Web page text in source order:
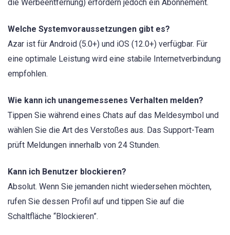
die Werbeentfernung) erfordern jedoch ein Abonnement.
Welche Systemvoraussetzungen gibt es?
Azar ist für Android (5.0+) und iOS (12.0+) verfügbar. Für
eine optimale Leistung wird eine stabile Internetverbindung
empfohlen.
Wie kann ich unangemessenes Verhalten melden?
Tippen Sie während eines Chats auf das Meldesymbol und
wählen Sie die Art des Verstoßes aus. Das Support-Team
prüft Meldungen innerhalb von 24 Stunden.
Kann ich Benutzer blockieren?
Absolut. Wenn Sie jemanden nicht wiedersehen möchten,
rufen Sie dessen Profil auf und tippen Sie auf die
Schaltfläche “Blockieren”.